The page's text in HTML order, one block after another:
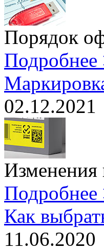
Порядок
Подробнее
02.12.2021
Подробнее
Как
11.06.2020